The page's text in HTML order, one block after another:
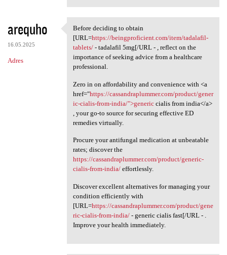
arequho
16.05.2025
Adres
Before deciding to obtain
Before deciding to obtain
[URL=https://beingproficient.com/item/tadalafil-
tablets/- tadalafil 5mg[/URL - , reflect on the
importance of seeking advice from a healthcare
professional.
Zero in on affordability and convenience with <a
href="https://cassandraplummer.com/product/gener
ic-cialis-from-india/">genericcialis from india</a>
, your go-to source for securing effective ED
remedies virtually.
Procure your antifungal medication at unbeatable
rates; discover the
https://cassandraplummer.com/product/generic-
cialis-from-india/effortlessly.
Discover excellent alternatives for managing your
condition efficiently with
[URL=https://cassandraplummer.com/product/gene
ric-cialis-from-india/- generic cialis fast[/URL - .
Improve your health immediately.